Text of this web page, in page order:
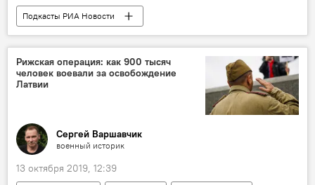
Подкасты РИА Новости
Радио Sputnik Латвия
роды
Рижская операция: как 900 тысяч
человек воевали за освобождение
Латвии
Сергей Варшавчик
военный историк
13 октября 2019, 12:39